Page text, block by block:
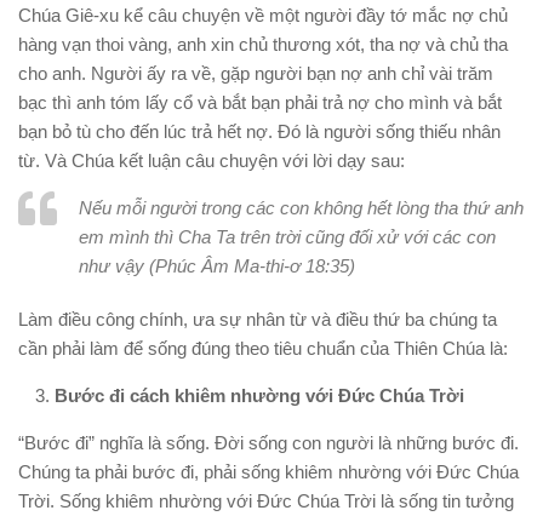
Chúa Giê-xu kể câu chuyện về một người đầy tớ mắc nợ chủ
hàng vạn thoi vàng, anh xin chủ thương xót, tha nợ và chủ tha
cho anh. Người ấy ra về, gặp người bạn nợ anh chỉ vài trăm
bạc thì anh tóm lấy cổ và bắt bạn phải trả nợ cho mình và bắt
bạn bỏ tù cho đến lúc trả hết nợ. Đó là người sống thiếu nhân
từ. Và Chúa kết luận câu chuyện với lời dạy sau:
Nếu mỗi người trong các con không hết lòng tha thứ anh
em mình thì Cha Ta trên trời cũng đối xử với các con
như vậy (Phúc Âm Ma-thi-ơ 18:35)
Làm điều công chính, ưa sự nhân từ và điều thứ ba chúng ta
cần phải làm để sống đúng theo tiêu chuẩn của Thiên Chúa là:
Bước đi cách khiêm nhường với Đức Chúa Trời
“Bước đi” nghĩa là sống. Đời sống con người là những bước đi.
Chúng ta phải bước đi, phải sống khiêm nhường với Đức Chúa
Trời. Sống khiêm nhường với Đức Chúa Trời là sống tin tưởng